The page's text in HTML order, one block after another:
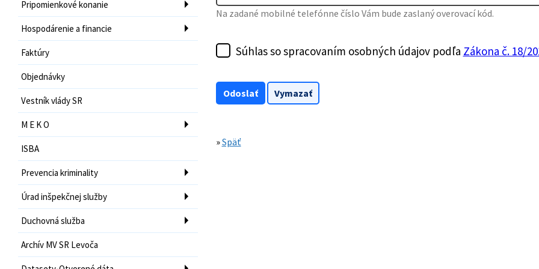
Pripomienkové konanie
Hospodárenie a financie
Faktúry
Objednávky
Vestník vlády SR
M E K O
ISBA
Prevencia kriminality
Úrad inšpekčnej služby
Duchovná služba
Archív MV SR Levoča
Na zadané mobilné telefónne číslo Vám bude zaslaný overovací kód.
Súhlas so spracovaním osobných údajov podľa Zákona č. 18/
»Späť